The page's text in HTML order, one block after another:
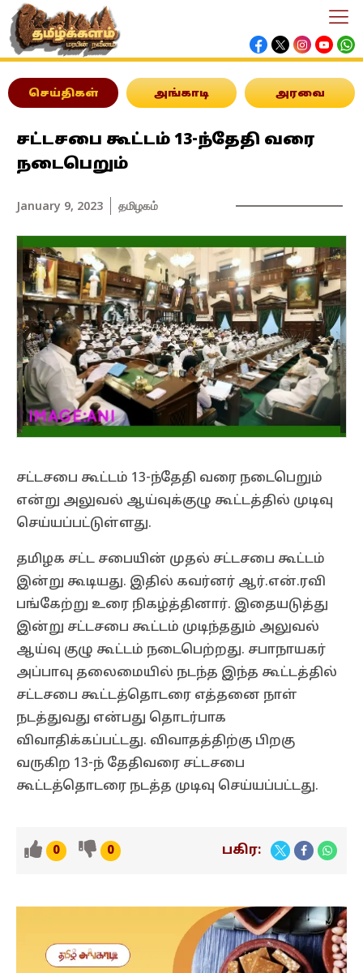
செய்திகள் அங்காடி அரவை
சட்டசபை கூட்டம் 13-ந்தேதி வரை
நடைபெறும்
January 9, 2023 தமிழகம்
சட்டசபை கூட்டம் 13-ந்தேதி வரை நடைபெறும்
என்று அலுவல் ஆய்வுக்குழு கூட்டத்தில் முடிவு
செய்யப்பட்டுள்ளது.
தமிழக சட்ட சபையின் முதல் சட்டசபை கூட்டம்
இன்று கூடியது. இதில் கவர்னர் ஆர்.என்.ரவி
பங்கேற்று உரை நிகழ்த்தினார். இதையடுத்து
இன்று சட்டசபை கூட்டம் முடிந்ததும் அலுவல்
ஆய்வு குழு கூட்டம் நடைபெற்றது. சபாநாயகர்
அப்பாவு தலைமையில் நடந்த இந்த கூட்டத்தில்
சட்டசபை கூட்டத்தொடரை எத்தனை நாள்
நடத்துவது என்பது தொடர்பாக
விவாதிக்கப்பட்டது. விவாதத்திற்கு பிறகு
வருகிற 13-ந் தேதிவரை சட்டசபை
கூட்டத்தொடரை நடத்த முடிவு செய்யப்பட்டது.
0 0 பகிர: